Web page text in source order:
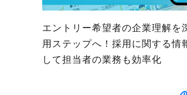
エントリー希望者の企業理解を
用ステップへ！採用に関する情
して担当者の業務も効率化